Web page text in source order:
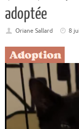
adoptée
Oriane Sallard 8